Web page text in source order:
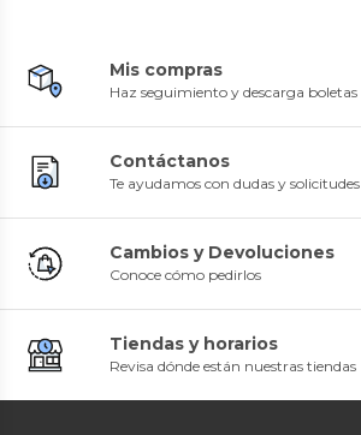
Mis compras
Haz seguimiento y descarga boletas
Contáctanos
Te ayudamos con dudas y solicitudes
Cambios y Devoluciones
Conoce cómo pedirlos
Tiendas y horarios
Revisa dónde están nuestras tiendas